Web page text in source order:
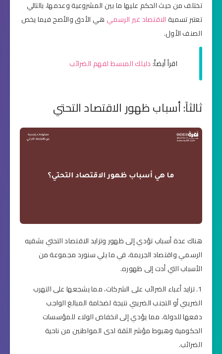
تختلف من حيث الحكم عليها ما بين المشروعية وعدمها، بالتالي
تعتبر تسميةالاقتصاد غير الرسمي هي الأدق والأصح فيما يخص
الصنف الأول.
اقرأ أيضاً:دليلك المبسط لفهم الضرائب
ثالثاً: أسباب ظهور الاقتصاد التحتي
هناك عدة أسباب تؤدي إلى ظهور وتزايد الاقتصاد التحتي بشقيه
الرسمي واقتصاد الجريمة، في ما يلي سنورد مجموعة من
الأسباب التي أدت إلى ظهوره.
تزايد أعباء الضرائب على الشركات، مما يشجعها على التهرب
الضريبي أو التجنب الضريبي نتيجة لضخامة المبالغ الواجب
دفعها للدولة. مما يؤدي إلى انخفاض الولاء للمؤسسات
الحكومية وهبوط مؤشر الثقة لدى المواطنين من ناحية
الضرائب.